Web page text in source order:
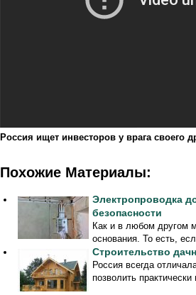
Россия ищет инвесторов у врага своего
Похожие Материалы:
Электропроводка
безопасности
Как и в любом другом
основания. То есть,
Строительство
Россия всегда
позволить